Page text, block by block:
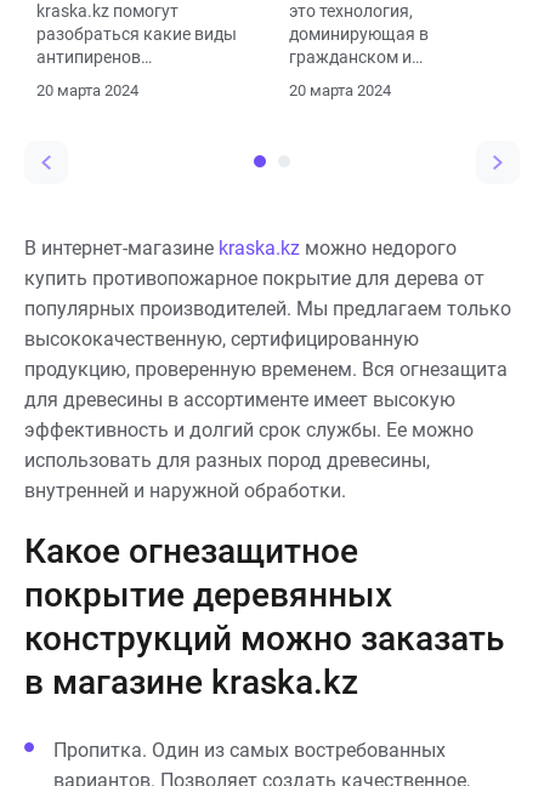
kraska.kz помогут
разобраться какие виды
антипиренов
эффективной защиты
20 марта 2024
это технология,
доминирующая в
гражданском и
строительстве.
20 марта 2024
В интернет-магазине kraska.kz можно недорого
купить противопожарное покрытие для дерева от
популярных производителей. Мы предлагаем только
высококачественную, сертифицированную
продукцию, проверенную временем. Вся огнезащита
для древесины в ассортименте имеет высокую
эффективность и долгий срок службы. Ее можно
использовать для разных пород древесины,
внутренней и наружной обработки.
Какое огнезащитное
покрытие деревянных
конструкций можно заказать
в магазине kraska.kz
Пропитка. Один из самых востребованных
вариантов. Позволяет создать качественное,